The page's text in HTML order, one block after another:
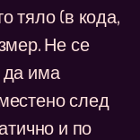
тяло (в кода,
Не се
да има
след
и по